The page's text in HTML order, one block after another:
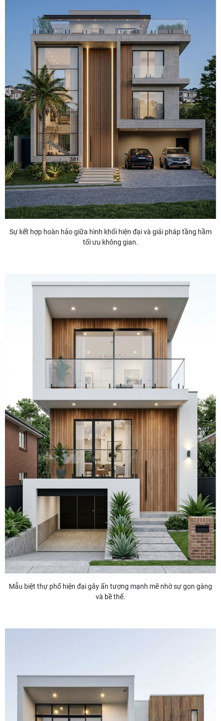
Sự kết hợp hoàn hảo giữa hình khối hiện đại và giải pháp tầng hầm
tối ưu không gian.
Mẫu biệt thự phố hiện đại gây ấn tượng mạnh mẽ nhờ sự gọn gàng
và bề thế.